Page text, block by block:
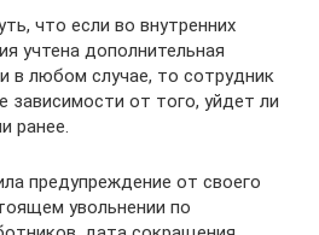
что если во внутренних
учтена дополнительная
в любом случае, то сотрудник
зависимости от того, уйдет ли
ранее.
предупреждение от своего
увольнении по